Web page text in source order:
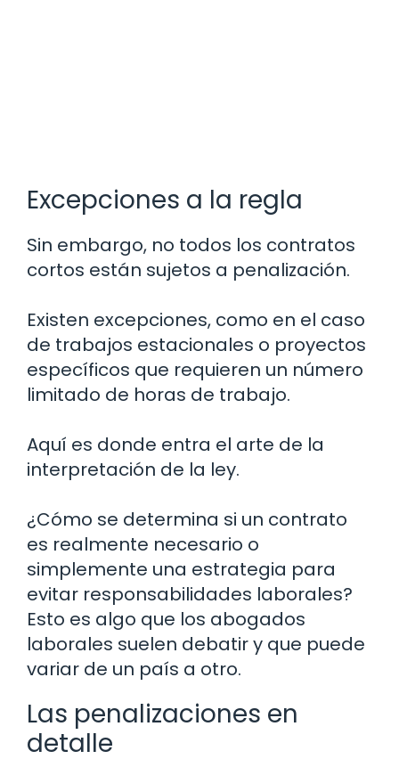
Excepciones a la regla
Sin embargo, no todos los contratos
cortos están sujetos a penalización.
Existen excepciones, como en el caso
de trabajos estacionales o proyectos
específicos que requieren un número
limitado de horas de trabajo.
Aquí es donde entra el arte de la
interpretación de la ley.
¿Cómo se determina si un contrato
es realmente necesario o
simplemente una estrategia para
evitar responsabilidades laborales?
Esto es algo que los abogados
laborales suelen debatir y que puede
variar de un país a otro.
Las penalizaciones en
detalle